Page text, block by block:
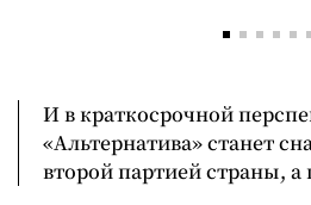
И в краткосрочной
«Альтернатива» станет
второй партией страны,